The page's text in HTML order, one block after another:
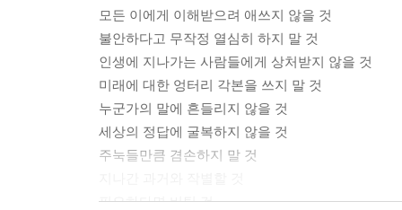
‘어떻게 돈을 벌 것인가’ 하는 질문 이전에, ‘무엇
--- 「돈으로 환원되지 않는 나 자신이 될것」 중에
사람을 불행하게 하는 두려움의 실체는 가난이
있다.
--- 「방황하는 어른이 될 것」 중에서
모든 이에게 이해받으려 애쓰지 않을 것
불안하다고 무작정 열심히 하지 말 것
인생에 지나가는 사람들에게 상처받지 않을 것
미래에 대한 엉터리 각본을 쓰지 말 것
누군가의 말에 흔들리지 않을 것
세상의 정답에 굴복하지 않을 것
주눅들만큼 겸손하지 말 것
필요하다면 버틸 것